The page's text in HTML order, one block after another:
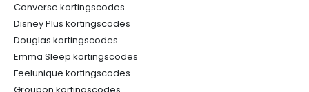
Converse kortingscodes
Disney Plus kortingscodes
Douglas kortingscodes
Emma Sleep kortingscodes
Feelunique kortingscodes